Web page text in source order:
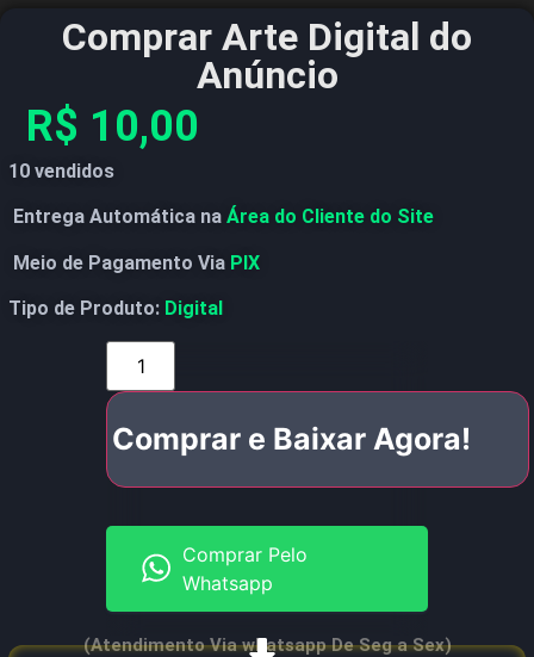
Comprar Arte Digital do
Anúncio
R$ 10,00
10 vendidos
Entrega Automática na Área do Cliente do Site
Meio de Pagamento Via PIX
Tipo de Produto: Digital
Comprar e Baixar Agora!
Comprar Pelo
Whatsapp
(Atendimento Via whatsapp De Seg a Sex)